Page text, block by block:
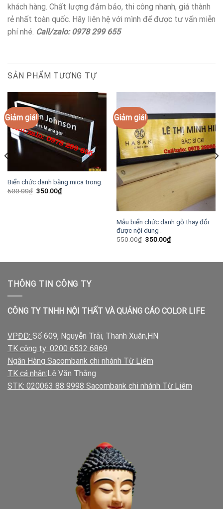
khách hàng. Chất lượng đảm bảo, thi công nhanh, giá thành
rẻ nhất toàn quốc. Hãy liên hệ với mình để được tư vấn miễn
phí nhé. Call/zalo: 0978 299 655
SẢN PHẨM TƯƠNG TỰ
Giảm giá!
Biển chức danh bằng mica trong.
500.00₫ Giá
350.00₫Giá
hiện
Giảm giá!
Mẫu biển chức danh gỗ thay đổi
được nội dung .
550.00₫ Giá
350.00₫Giá
hiện
350.00₫.
THÔNG TIN CÔNG TY
CÔNG TY TNHH NỘI THẤT VÀ QUẢNG CÁO COLOR LIFE
VPĐD: Số 609, Nguyễn Trãi, Thanh Xuân,HN
TK công ty: 0200 6532 6869
Ngân Hàng Sacombank chi nhánh Từ Liêm
TK cá nhân:Lê Văn Thắng
STK: 020063 88 9998 Sacombank chi nhánh Từ Liêm